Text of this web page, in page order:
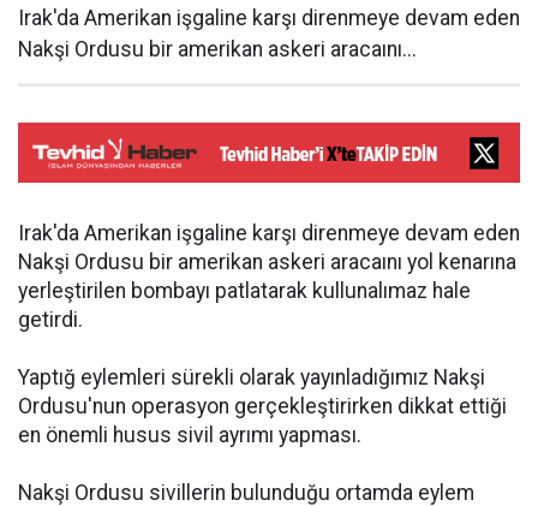
Irak'da Amerikan işgaline karşı direnmeye devam eden
Nakşi Ordusu bir amerikan askeri aracaını...
Irak'da Amerikan işgaline karşı direnmeye devam eden
Nakşi Ordusu bir amerikan askeri aracaını yol kenarına
yerleştirilen bombayı patlatarak kullunalımaz hale
getirdi.
Yaptığ eylemleri sürekli olarak yayınladığımız Nakşi
Ordusu'nun operasyon gerçekleştirirken dikkat ettiği
en önemli husus sivil ayrımı yapması.
Nakşi Ordusu sivillerin bulunduğu ortamda eylem